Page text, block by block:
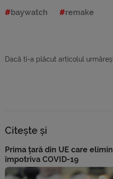
baywatch remake
Dacă ti-a plăcut articolul
Citește și
Prima țară din UE care
împotriva COVID-19